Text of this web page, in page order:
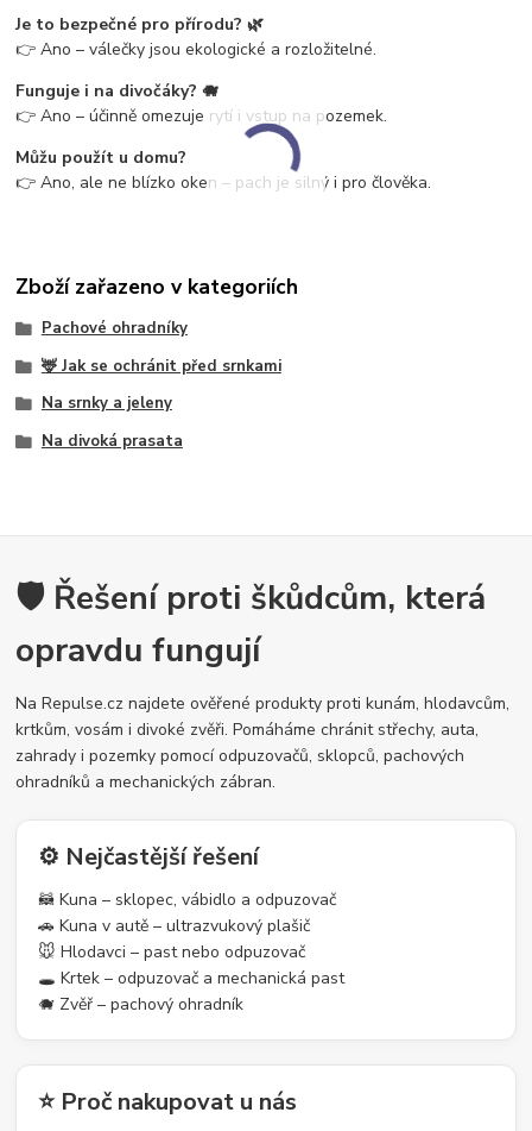
Je to bezpečné pro přírodu? 🌿
👉 Ano – válečky jsou ekologické a rozložitelné.
Funguje i na divočáky? 🐗
👉 Ano – účinně omezuje rytí i vstup na pozemek.
Můžu použít u domu?
👉 Ano, ale ne blízko oken – pach je silný i pro člověka.
Zboží zařazeno v kategoriích
Pachové ohradníky
🦌 Jak se ochránit před srnkami
Na srnky a jeleny
Na divoká prasata
🛡️ Řešení proti škůdcům, která
opravdu fungují
Na Repulse.cz najdete ověřené produkty proti kunám, hlodavcům,
krtkům, vosám i divoké zvěři. Pomáháme chránit střechy, auta,
zahrady i pozemky pomocí odpuzovačů, sklopců, pachových
ohradníků a mechanických zábran.
⚙️ Nejčastější řešení
🦝 Kuna – sklopec, vábidlo a odpuzovač
🚗 Kuna v autě – ultrazvukový plašič
🐭 Hlodavci – past nebo odpuzovač
🕳️ Krtek – odpuzovač a mechanická past
🐗 Zvěř – pachový ohradník
⭐ Proč nakupovat u nás